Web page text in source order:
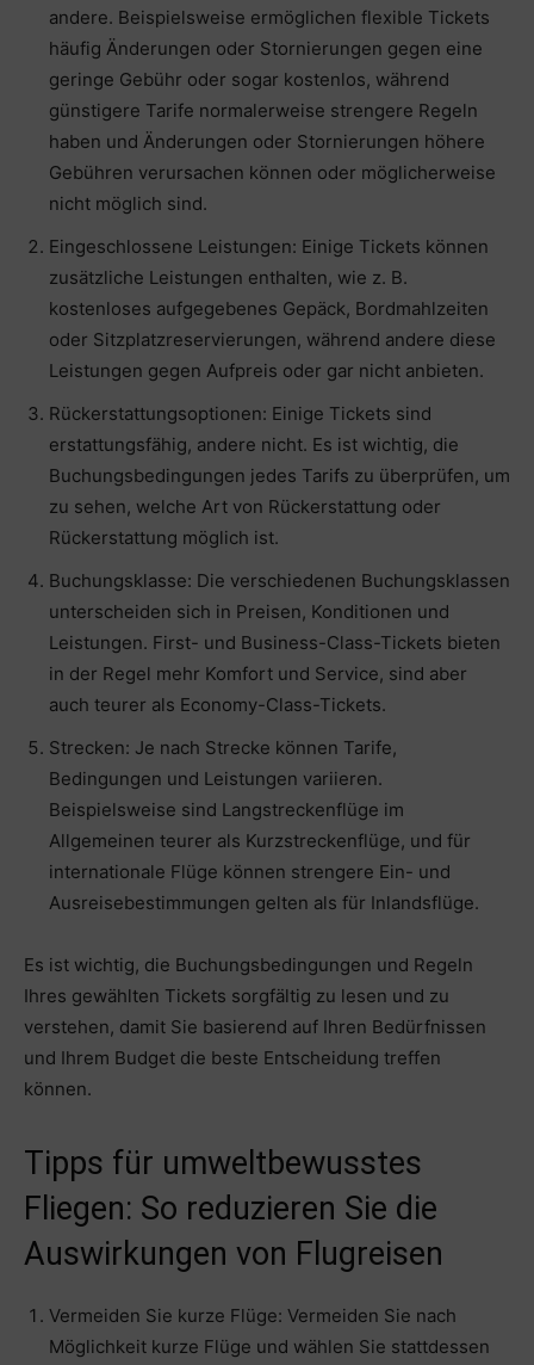
andere. Beispielsweise ermöglichen flexible Tickets
häufig Änderungen oder Stornierungen gegen eine
geringe Gebühr oder sogar kostenlos, während
günstigere Tarife normalerweise strengere Regeln
haben und Änderungen oder Stornierungen höhere
Gebühren verursachen können oder möglicherweise
nicht möglich sind.
Eingeschlossene Leistungen: Einige Tickets können
zusätzliche Leistungen enthalten, wie z. B.
kostenloses aufgegebenes Gepäck, Bordmahlzeiten
oder Sitzplatzreservierungen, während andere diese
Leistungen gegen Aufpreis oder gar nicht anbieten.
Rückerstattungsoptionen: Einige Tickets sind
erstattungsfähig, andere nicht. Es ist wichtig, die
Buchungsbedingungen jedes Tarifs zu überprüfen, um
zu sehen, welche Art von Rückerstattung oder
Rückerstattung möglich ist.
Buchungsklasse: Die verschiedenen Buchungsklassen
unterscheiden sich in Preisen, Konditionen und
Leistungen. First- und Business-Class-Tickets bieten
in der Regel mehr Komfort und Service, sind aber
auch teurer als Economy-Class-Tickets.
Strecken: Je nach Strecke können Tarife,
Bedingungen und Leistungen variieren.
Beispielsweise sind Langstreckenflüge im
Allgemeinen teurer als Kurzstreckenflüge, und für
internationale Flüge können strengere Ein- und
Ausreisebestimmungen gelten als für Inlandsflüge.
Es ist wichtig, die Buchungsbedingungen und Regeln
Ihres gewählten Tickets sorgfältig zu lesen und zu
verstehen, damit Sie basierend auf Ihren Bedürfnissen
und Ihrem Budget die beste Entscheidung treffen
können.
Tipps für umweltbewusstes
Fliegen: So reduzieren Sie die
Auswirkungen von Flugreisen
Vermeiden Sie kurze Flüge: Vermeiden Sie nach
Möglichkeit kurze Flüge und wählen Sie stattdessen